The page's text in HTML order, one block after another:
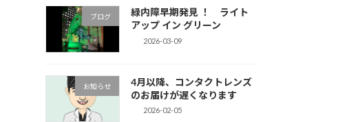
ブログ
緑内障早期発見 ！ ライト
アップ イン グリーン
2026-03-09
お知らせ
4月以降、コンタクトレンズ
のお届けが遅くなります
2026-02-05